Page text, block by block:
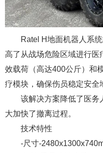
Ratel H地面机器人系
高了从战场危险区域进行
效载荷（高达400公斤）和
疗模块，确保伤员稳定安全
该解决方案降低了医务
大加快了撤离过程。
技术特性
-尺寸-